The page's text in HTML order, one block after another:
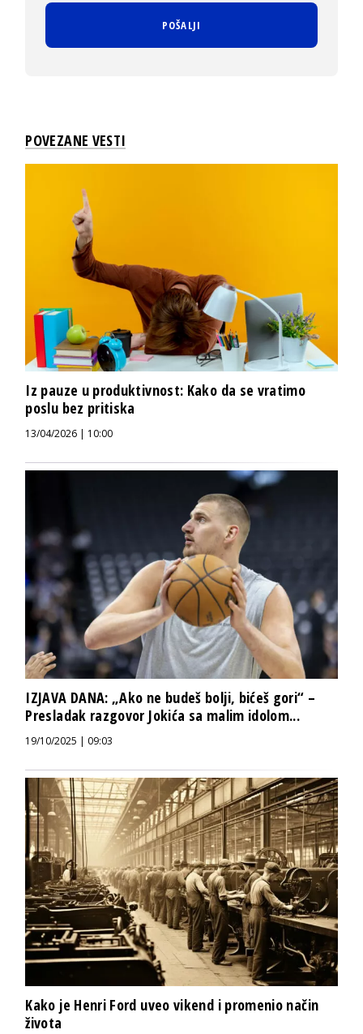
POVEZANE VESTI
Iz pauze u produktivnost: Kako da se vratimo
poslu bez pritiska
13/04/2026 | 10:00
IZJAVA DANA: „Ako ne budeš bolji, bićeš gori“ –
Presladak razgovor Jokića sa malim idolom...
19/10/2025 | 09:03
Kako je Henri Ford uveo vikend i promenio način
života